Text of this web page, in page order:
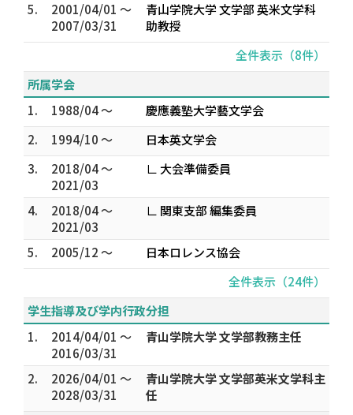
5.
2001/04/01 ～
2007/03/31
青山学院大学 文学部 英米文学科
助教授
全件表示（8件）
所属学会
1.
1988/04 ～
慶應義塾大学藝文学会
2.
1994/10 ～
日本英文学会
3.
2018/04 ～
2021/03
∟ 大会準備委員
4.
2018/04 ～
2021/03
∟ 関東支部 編集委員
5. 2005/12 ～
日本ロレンス協会
全件表示（24件）
学生指導及び学内行政分担
1.
2014/04/01 ～
2016/03/31
青山学院大学 文学部教務主任
2.
2026/04/01 ～
2028/03/31
青山学院大学 文学部英米文学科主
任